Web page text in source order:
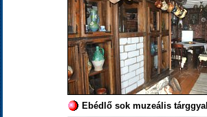
Ebédlő sok muzeális tárggyal